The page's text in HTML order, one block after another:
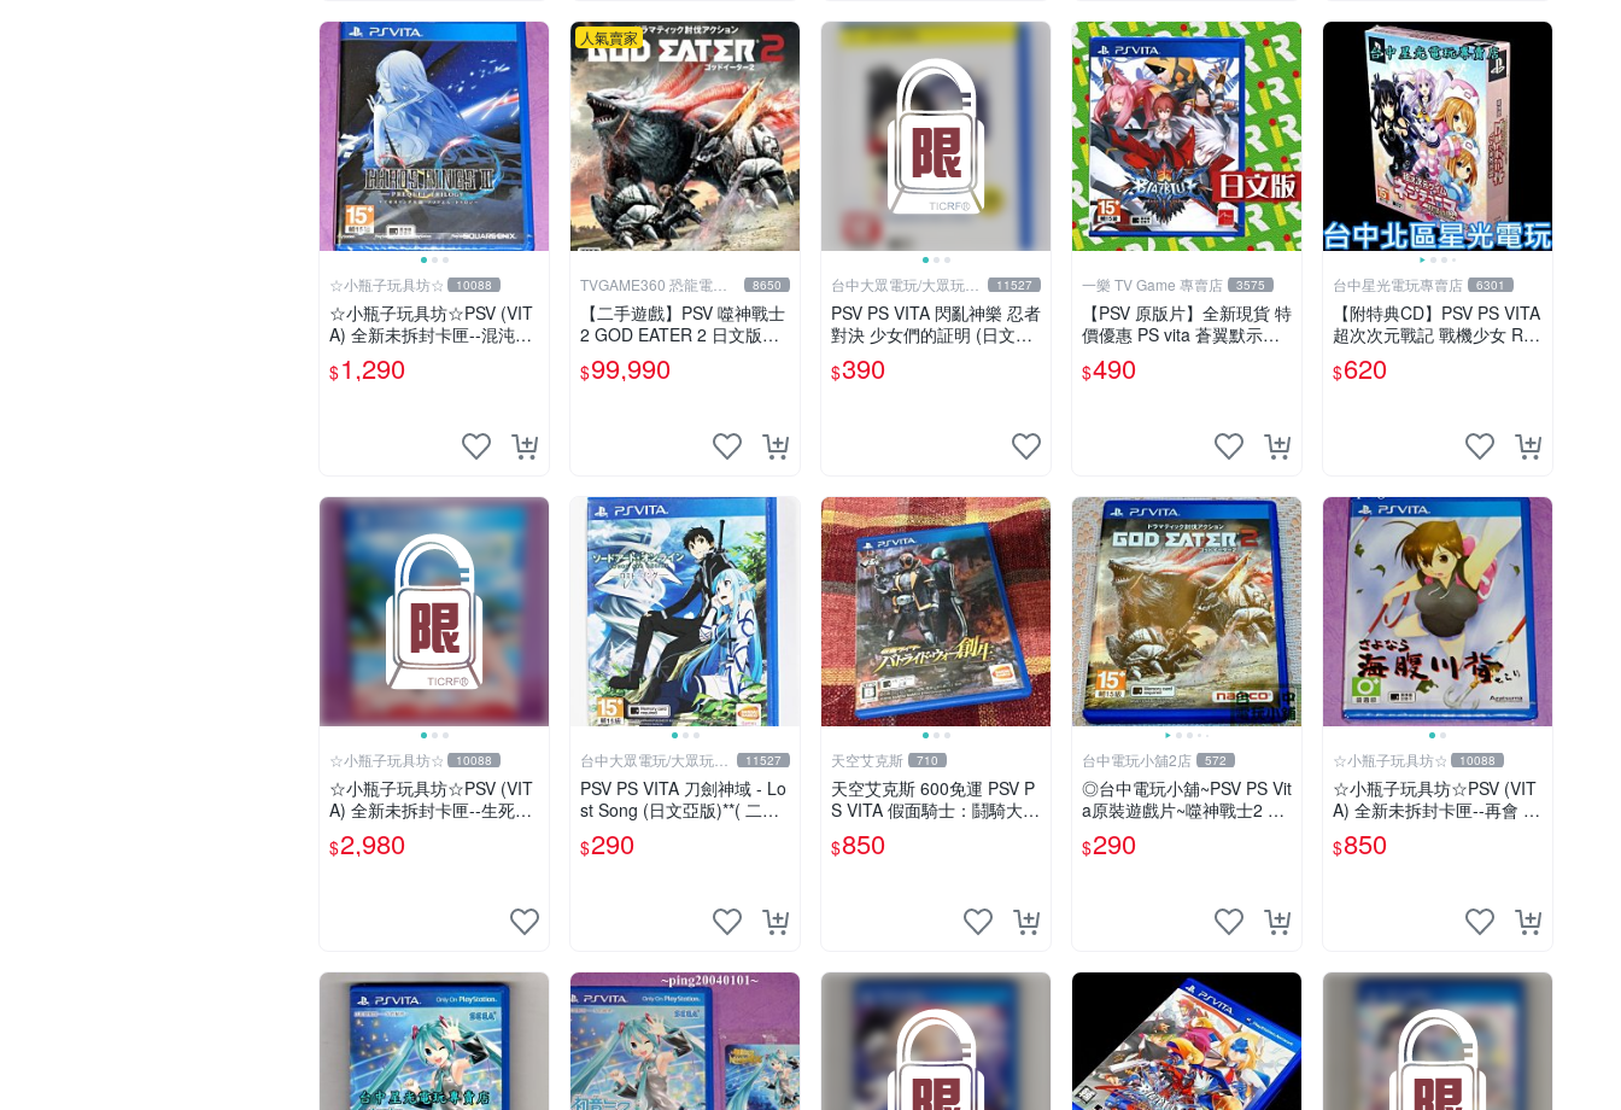
☆小瓶子玩具坊☆ 10088
☆小瓶子玩具坊☆PSV (VIT
A) 全新未拆封卡匣--混沌之
環3 前傳三部曲
$1,290
人氣賣家
TVGAME360 恐龍電玩- 8650
【二手遊戲】PSV 噬神戰士
2 GOD EATER 2 日文版
【台中恐龍電玩】
$99,990
台中大眾電玩/大眾玩具
店
11527
PSV PS VITA 閃亂神樂 忍者
對決 少女們的証明 (日文亞
版)**(二手商品)【台中大眾
電玩】
$390
一樂 TV Game 專賣店 3575
【PSV 原版片】全新現貨 特
價優惠 PS vita 蒼翼默示錄
時間幻象 BBCP 亞日版 日
文版【台中一樂電玩】
$490
台中星光電玩專賣店 6301
【附特典CD】PSV PS VITA
超次次元戰記 戰機少女 Re;
Birth2 限定版 日文亞版全新
品【台中星光電玩】
$620
☆小瓶子玩具坊☆ 10088
☆小瓶子玩具坊☆PSV (VIT
A) 全新未拆封卡匣--生死格
鬥 沙灘排球3 維納斯 典藏版
(中文版)
$2,980
台中大眾電玩/大眾玩具
店
11527
PSV PS VITA 刀劍神域 - Lo
st Song (日文亞版)**( 二手
商品)【台中大眾電玩】
$290
天空艾克斯 710
天空艾克斯 600免運 PSV P
S VITA 假面騎士：鬪騎大戰
創生 普通版 純日版
$850
台中電玩小舖2店 572
◎台中電玩小舖~PSV PS Vit
a原裝遊戲片~噬神戰士2 噬
神者2 ~290
$290
☆小瓶子玩具坊☆ 10088
☆小瓶子玩具坊☆PSV (VIT
A) 全新未拆封卡匣--再會 海
腹川背 閃
$850